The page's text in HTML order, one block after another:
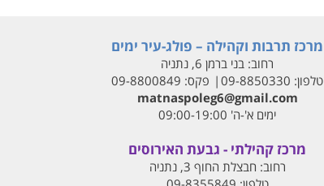
מרכז תרבות וקהילה – פולג-עיר ימים
רחוב: בני ברמן 6, נתניה
טלפון: 09-8850330 פקס: 09-8800849
matnaspoleg6@gmail.com
ימים א'-ה' 09:00-19:00
מרכז קהילתי - גבעת האירוסים
רחוב: חבצלת החוף 3, נתניה